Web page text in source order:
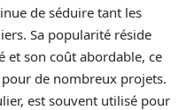
de séduire tant les
Sa popularité réside
et son coût abordable, ce
de nombreux projets.
est souvent utilisé pour